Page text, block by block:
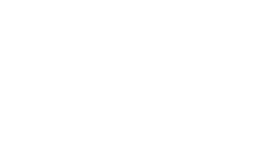
beziehungsweise Sparbuch
Wohnraum einfordern.